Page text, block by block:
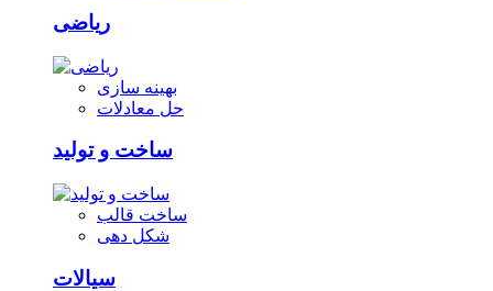
ریاضی
بهینه سازی
حل معادلات
ساخت و تولید
ساخت قالب
شکل دهی
سیالات